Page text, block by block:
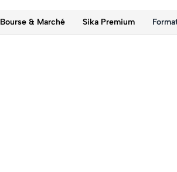
Bourse & Marché Sika Premium